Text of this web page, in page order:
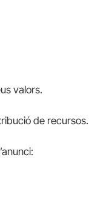
valors.
de recursos.